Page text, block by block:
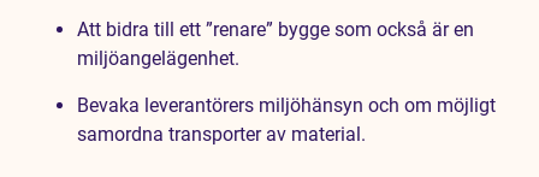
Att bidra till ett ”renare” bygge som också är en
miljöangelägenhet.
Bevaka leverantörers miljöhänsyn och om möjligt
samordna transporter av material.